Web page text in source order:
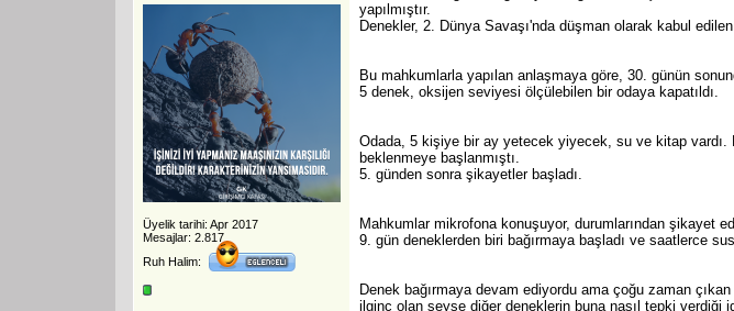
Üyelik tarihi: Apr 2017
Mesajlar: 2.817
Ruh Halim:
yapılmıştır.
Denekler, 2. Dünya Savaşı'nda düşman olarak kabul
Bu mahkumlarla yapılan anlaşmaya göre, 30. günün
5 denek, oksijen seviyesi ölçülebilen bir odaya kapatıldı.
Odada, 5 kişiye bir ay yetecek yiyecek, su ve kitap
beklenmeye başlanmıştı.
5. günden sonra şikayetler başladı.
Mahkumlar mikrofona konuşuyor, durumlarından şikayet
9. gün deneklerden biri bağırmaya başladı ve saatlerce
Denek bağırmaya devam ediyordu ama çoğu zaman
ilginç olan şeyse diğer deneklerin buna nasıl tepki verdiği